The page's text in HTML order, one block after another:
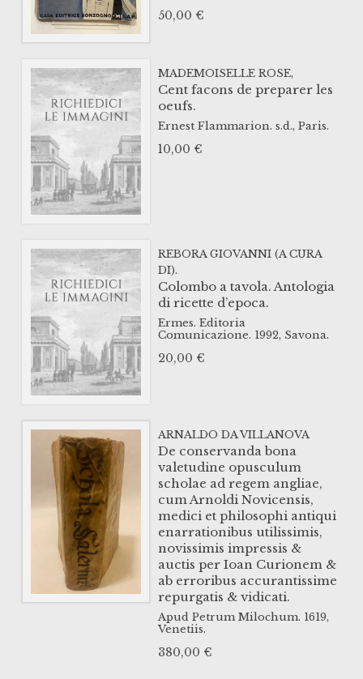
50,00 €
MADEMOISELLE ROSE,
Cent facons de preparer les
oeufs.
Ernest Flammarion. s.d., Paris.
10,00 €
REBORA GIOVANNI (A CURA
DI).
Colombo a tavola. Antologia
di ricette d’epoca.
Ermes. Editoria
Comunicazione. 1992, Savona.
20,00 €
ARNALDO DA VILLANOVA
De conservanda bona
valetudine opusculum
scholae ad regem angliae,
cum Arnoldi Novicensis,
medici et philosophi antiqui
enarrationibus utilissimis,
novissimis impressis &
auctis per Ioan Curionem &
ab erroribus accurantissime
repurgatis & vidicati.
Apud Petrum Milochum. 1619,
Venetiis.
380,00 €